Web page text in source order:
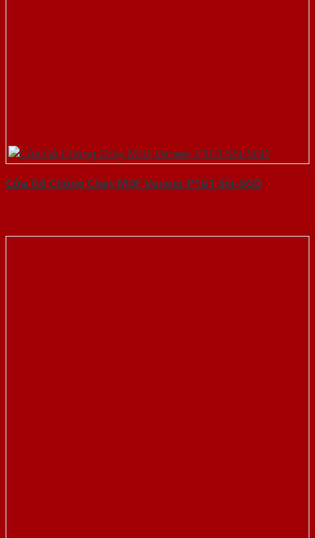
Cửa Gỗ Chống Cháy MDF Veneer P1G1 Sồi-SGD